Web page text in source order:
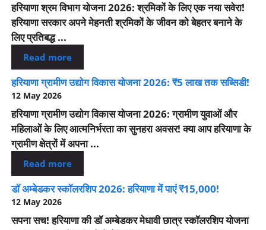
हरियाणा श्रम विभाग योजना 2026: श्रमिकों के लिए एक नया सवेरा!
हरियाणा सरकार अपने मेहनती श्रमिकों के जीवन को बेहतर बनाने के
लिए प्रतिबद्ध ...
Read more
हरियाणा ग्रामीण उद्योग विकास योजना 2026: ₹5 लाख तक सब्सिडी!
12 May 2026
हरियाणा ग्रामीण उद्योग विकास योजना 2026: ग्रामीण युवाओं और
महिलाओं के लिए आत्मनिर्भरता का सुनहरा अवसर! क्या आप हरियाणा के
ग्रामीण क्षेत्रों में अपना ...
Read more
डॉ अम्बेडकर स्कॉलरशिप 2026: हरियाणा में पाएं ₹15,000!
12 May 2026
सपना सच! हरियाणा की डॉ अम्बेडकर मेधावी छात्र स्कॉलरशिप योजना